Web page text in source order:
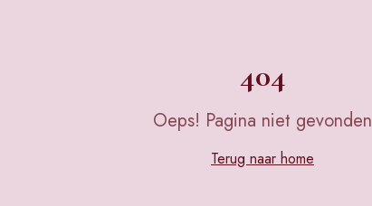
404
Oeps! Pagina niet gevonden
Terug naar home